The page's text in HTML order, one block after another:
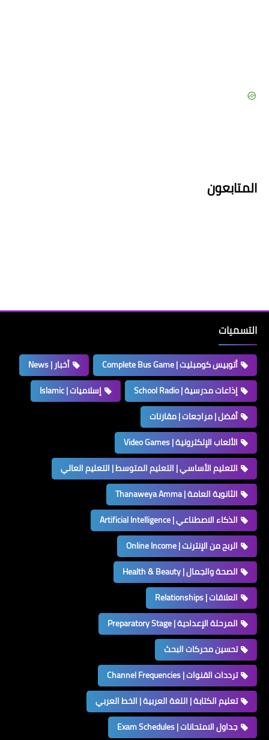
المتابعون
التسميات
أتوبيس كومبليت | Complete Bus Game
أخبار | News
إذاعات مدرسية | School Radio
إسلاميات | Islamic
أفضل | مراجعات | مقارنات
الألعاب الإلكترونية | Video Games
التعليم الأساسي | التعليم المتوسط | التعليم العالي
الثانوية العامة | Thanaweya Amma
الذكاء الاصطناعي | Artificial Intelligence
الربح من الإنترنت | Online Income
الصحة والجمال | Health & Beauty
العلاقات | Relationships
المرحلة الإعدادية | Preparatory Stage
تحسين محركات البحث
ترددات القنوات | Channel Frequencies
تعليم الكتابة | اللغة العربية | الخط العربي
جداول الامتحانات | Exam Schedules